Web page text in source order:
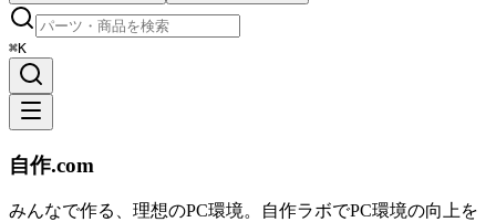
⌘K
自作.com
みんなで作る、理想のPC環境。 自作ラボでPC環境の向上を